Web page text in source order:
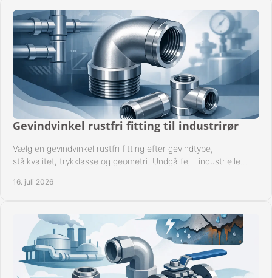
Gevindvinkel rustfri fitting til industrirør
Vælg en gevindvinkel rustfri fitting efter gevindtype,
stålkvalitet, trykklasse og geometri. Undgå fejl i industrielle
16. juli 2026